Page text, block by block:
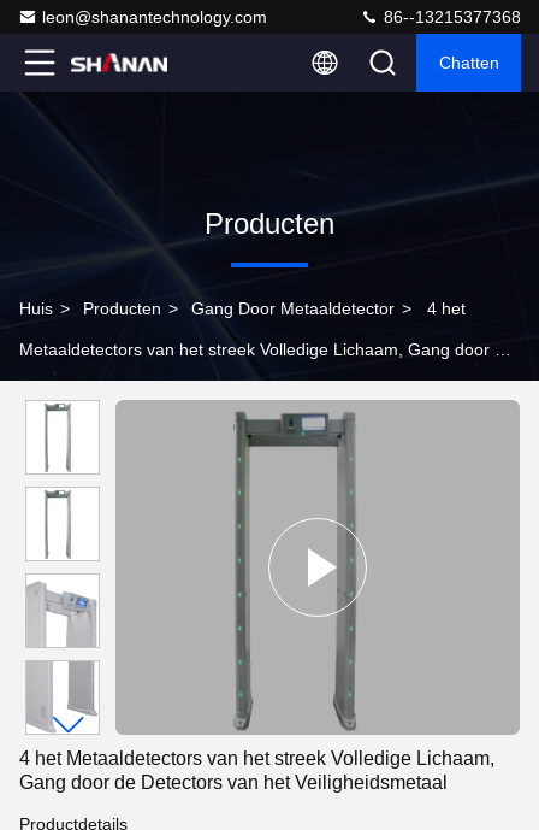
leon@shanantechnology.com 86--13215377368
Chatten
Producten
Huis > Producten > Gang Door Metaaldetector > 4 het
Metaaldetectors van het streek Volledige Lichaam, Gang door de
4 het Metaaldetectors van het streek Volledige Lichaam,
Gang door de Detectors van het Veiligheidsmetaal
Productdetails